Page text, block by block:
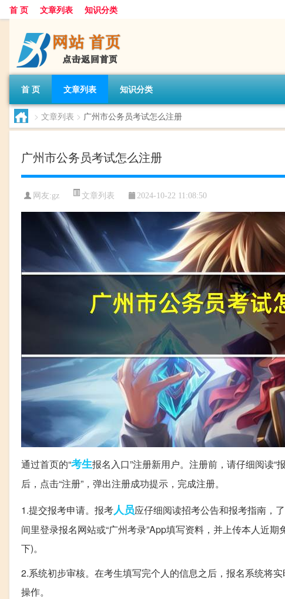
首 页 文章列表 知识分类
首 页 文章列表 知识分类
> 文章列表 > 广州市公务员考试怎么注册
广州市公务员考试怎么注册
网友:gz 文章列表 2024-10-22 11:08:50
通过首页的“考生报名入口”注册新用户。注册前，请仔细阅读“
后，点击“注册”，弹出注册成功提示，完成注册。
1.提交报考申请。报考人员应仔细阅读招考公告和报考指南，
间里登录报名网站或“广州考录”App填写资料，并上传本人近
下)。
2.系统初步审核。在考生填写完个人的信息之后，报名系统将
操作。